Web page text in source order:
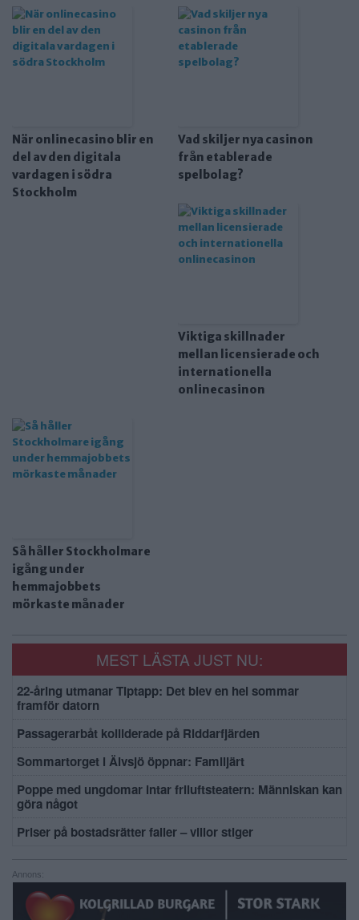
När onlinecasino blir en
del av den digitala
vardagen i södra
Stockholm
Vad skiljer nya casinon
från etablerade
spelbolag?
Viktiga skillnader
mellan licensierade och
internationella
onlinecasinon
Så håller Stockholmare
igång under
hemmajobbets
mörkaste månader
MEST LÄSTA JUST NU:
22-åring utmanar Tiptapp: Det blev en hel sommar
framför datorn
Passagerarbåt kolliderade på Riddarfjärden
Sommartorget i Älvsjö öppnar: Familjärt
Poppe med ungdomar intar friluftsteatern: Människan kan
göra något
Priser på bostadsrätter faller – villor stiger
Annons: